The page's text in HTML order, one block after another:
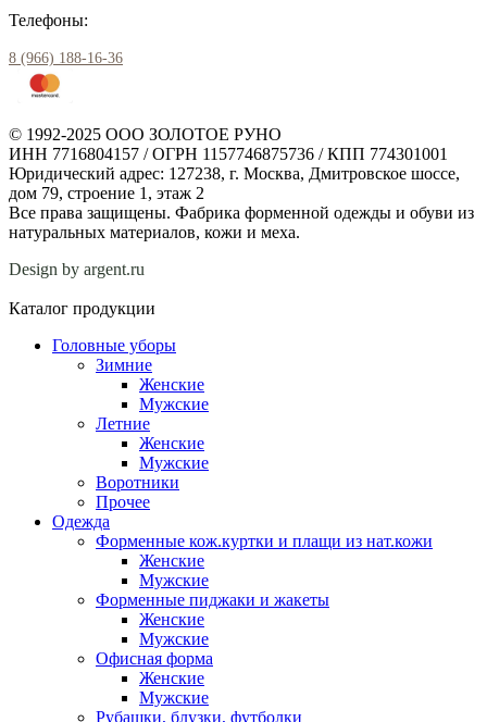
Телефоны:
8 (966) 188-16-36
© 1992-2025 ООО ЗОЛОТОЕ РУНО
ИНН 7716804157 / ОГРН 1157746875736 / КПП 774301001
Юридический адрес: 127238, г. Москва, Дмитровское шоссе,
дом 79, строение 1, этаж 2
Все права защищены. Фабрика форменной одежды и обуви из
натуральных материалов, кожи и меха.
Design by argent.ru
Каталог продукции
Головные уборы
Зимние
Женские
Мужские
Летние
Женские
Мужские
Воротники
Прочее
Одежда
Форменные кож.куртки и плащи из нат.кожи
Женские
Мужские
Форменные пиджаки и жакеты
Женские
Мужские
Офисная форма
Женские
Мужские
Рубашки, блузки, футболки